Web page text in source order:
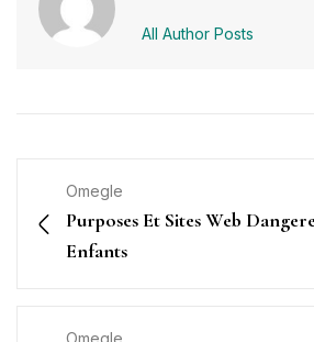
All Author Posts
Omegle
Purposes Et Sites Web
Enfants
Omegle